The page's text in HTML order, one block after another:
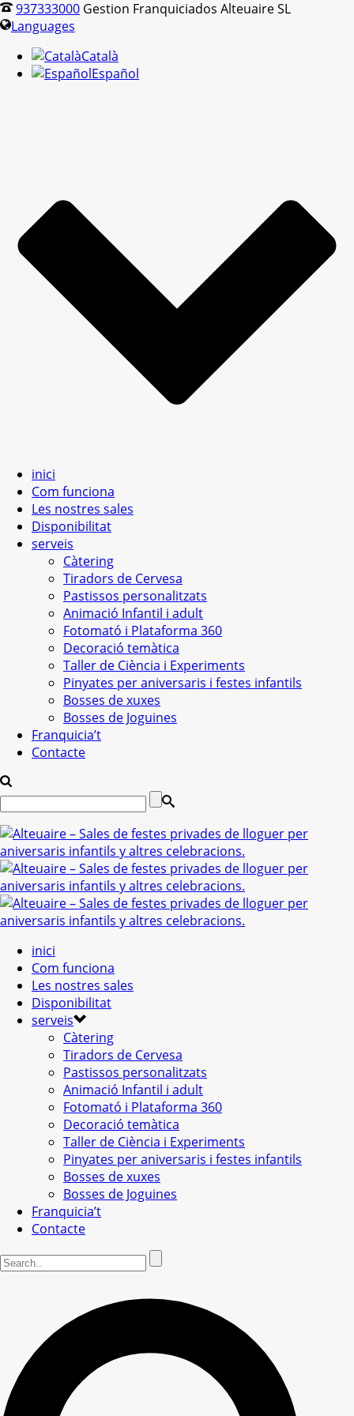
937333000 Gestion Franquiciados Alteuaire SL
Languages
Català
Español
inici
Com funciona
Les nostres sales
Disponibilitat
serveis
Càtering
Tiradors de Cervesa
Pastissos personalitzats
Animació Infantil i adult
Fotomató i Plataforma 360
Decoració temàtica
Taller de Ciència i Experiments
Pinyates per aniversaris i festes infantils
Bosses de xuxes
Bosses de Joguines
Franquicia’t
Contacte
inici
Com funciona
Les nostres sales
Disponibilitat
serveis
Càtering
Tiradors de Cervesa
Pastissos personalitzats
Animació Infantil i adult
Fotomató i Plataforma 360
Decoració temàtica
Taller de Ciència i Experiments
Pinyates per aniversaris i festes infantils
Bosses de xuxes
Bosses de Joguines
Franquicia’t
Contacte